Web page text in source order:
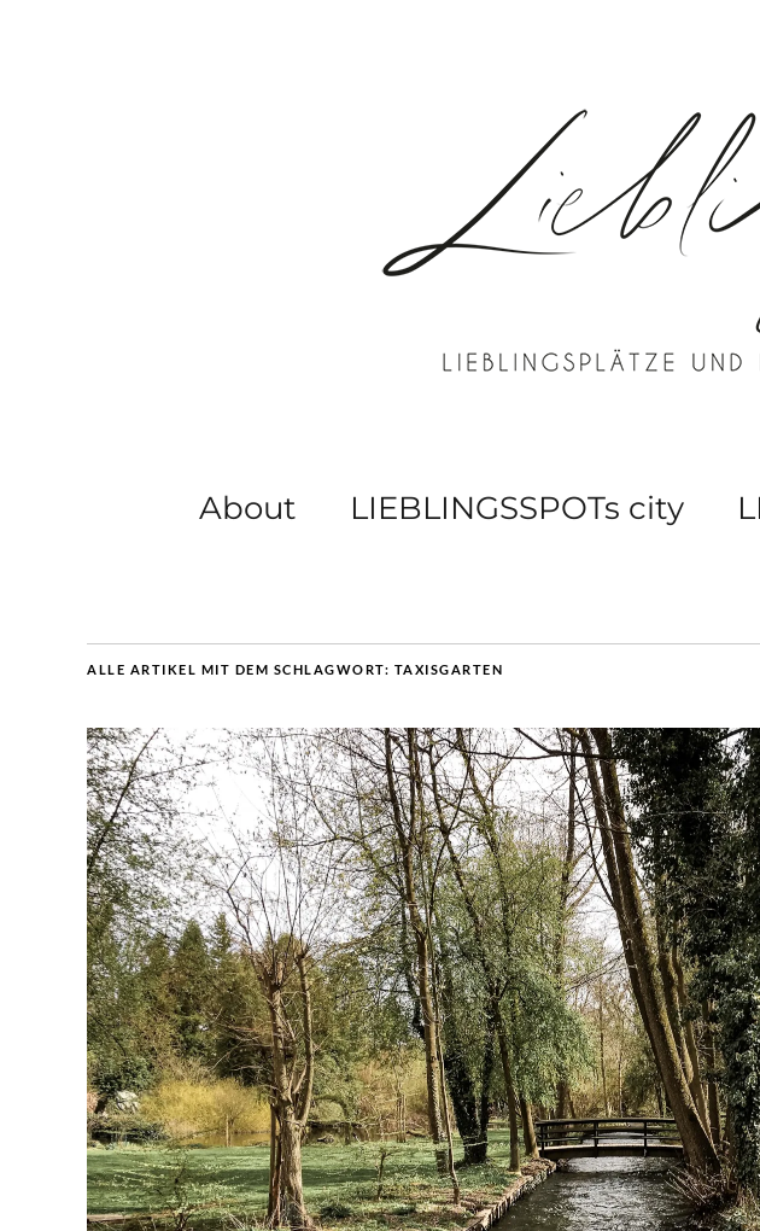
About LIEBLINGSSPOTs city
ALLE ARTIKEL MIT DEM SCHLAGWORT: TAXISGARTEN